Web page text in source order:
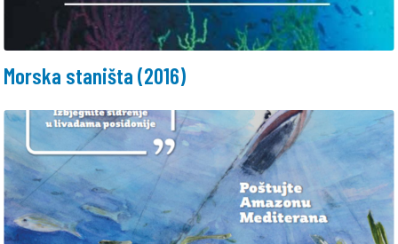
Morska staništa (2016)